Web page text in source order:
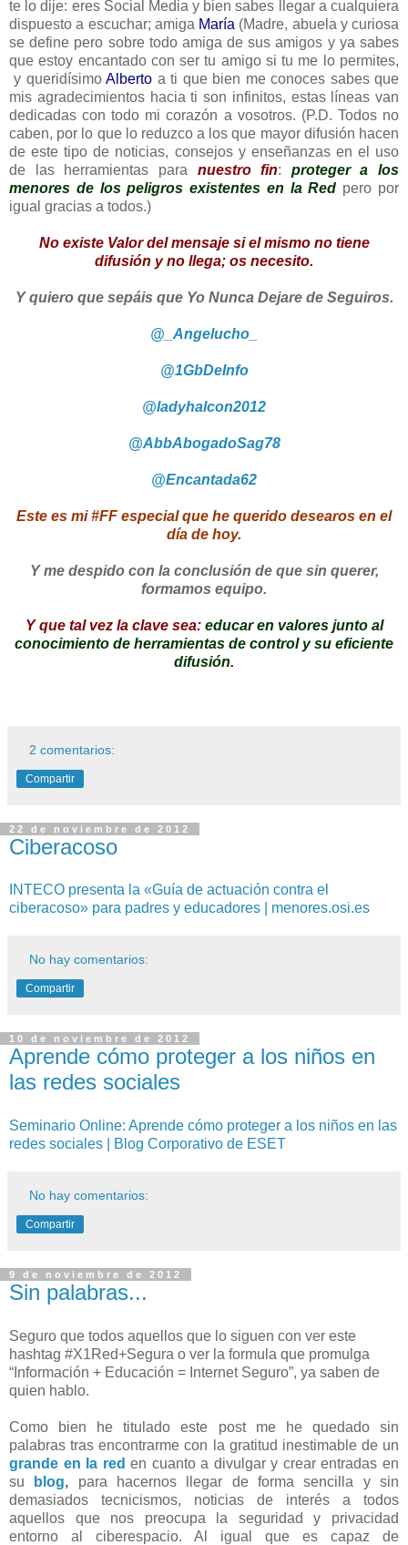
te lo dije: eres Social Media y bien sabes llegar a cualquiera
dispuesto a escuchar; amiga María (Madre, abuela y curiosa
se define pero sobre todo amiga de sus amigos y ya sabes
que estoy encantado con ser tu amigo si tu me lo permites,
y queridísimoAlberto a ti que bien me conoces sabes que
mis agradecimientos hacia ti son infinitos, estas líneas van
dedicadas con todo mi corazón a vosotros. (P.D. Todos no
caben, por lo que lo reduzco a los que mayor difusión hacen
de este tipo de noticias, consejos y enseñanzas en el uso
de las herramientas para nuestro fin: proteger a los
menores de los peligros existentes en la Red pero por
igual gracias a todos.)
No existe Valor del mensaje si el mismo no tiene
difusión y no llega; os necesito.
Y quiero que sepáis que Yo Nunca Dejare de Seguiros.
@_Angelucho_
@1GbDeInfo
@ladyhalcon2012
@AbbAbogadoSag78
@Encantada62
Este es mi #FF especial que he querido desearos en el
día de hoy.
Y me despido con la conclusión de que sin querer,
formamos equipo.
Y que tal vez la clave sea: educar en valores junto al
conocimiento de herramientas de control y su eficiente
difusión.
2 comentarios:
Compartir
22 de noviembre de 2012
Ciberacoso
INTECO presenta la «Guía de actuación contra el
ciberacoso» para padres y educadores | menores.osi.es
No hay comentarios:
Compartir
10 de noviembre de 2012
Aprende cómo proteger a los niños en
las redes sociales
Seminario Online: Aprende cómo proteger a los niños en las
redes sociales | Blog Corporativo de ESET
No hay comentarios:
Compartir
9 de noviembre de 2012
Sin palabras...
Seguro que todos aquellos que lo siguen con ver este
hashtag #X1Red+Segura o ver la formula que promulga
“Información + Educación = Internet Seguro”, ya saben de
quien hablo.
Como bien he titulado este post me he quedado sin
palabras tras encontrarme con la gratitud inestimable de un
grande en la red en cuanto a divulgar y crear entradas en
su
blog, para hacernos llegar de forma sencilla y sin
demasiados tecnicismos, noticias de interés a todos
aquellos que nos preocupa la seguridad y privacidad
entorno al ciberespacio. Al igual que es capaz de